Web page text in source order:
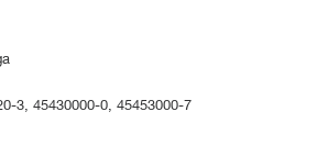
3, 45430000-0, 45453000-7